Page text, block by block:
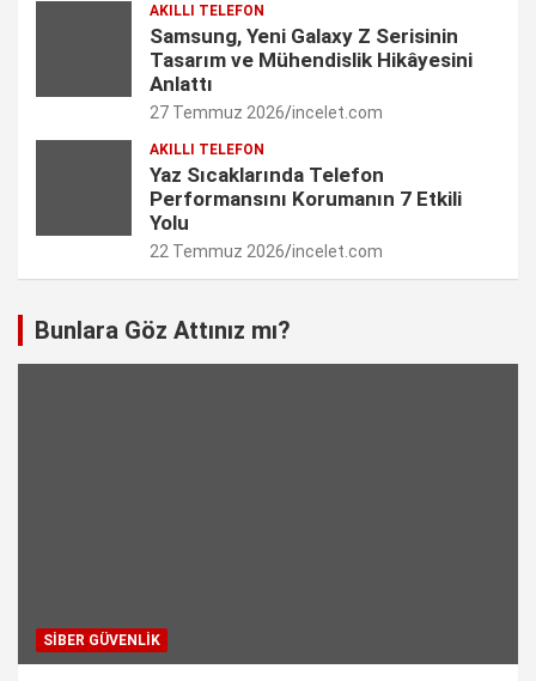
e
l
AKILLI TELEFON
Samsung, Yeni Galaxy Z Serisinin
Tasarım ve Mühendislik Hikâyesini
Anlattı
27 Temmuz 2026 incelet.com
AKILLI TELEFON
Yaz Sıcaklarında Telefon
Performansını Korumanın 7 Etkili
Yolu
22 Temmuz 2026 incelet.com
Bunlara Göz Attınız mı?
SIBER GÜVENLIK